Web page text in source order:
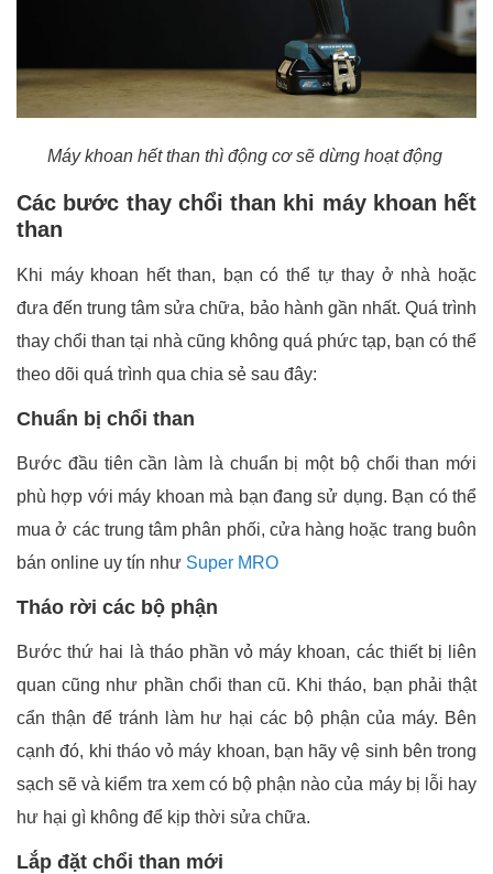
Máy khoan hết than thì động cơ sẽ dừng hoạt động
Các bước thay chổi than khi máy khoan hết
than
Khi máy khoan hết than, bạn có thể tự thay ở nhà hoặc
đưa đến trung tâm sửa chữa, bảo hành gần nhất. Quá trình
thay chổi than tại nhà cũng không quá phức tạp, bạn có thể
theo dõi quá trình qua chia sẻ sau đây:
Chuẩn bị chổi than
Bước đầu tiên cần làm là chuẩn bị một bộ chổi than mới
phù hợp với máy khoan mà bạn đang sử dụng. Bạn có thể
mua ở các trung tâm phân phối, cửa hàng hoặc trang buôn
bán online uy tín như Super MRO
Tháo rời các bộ phận
Bước thứ hai là tháo phần vỏ máy khoan, các thiết bị liên
quan cũng như phần chổi than cũ. Khi tháo, bạn phải thật
cẩn thận để tránh làm hư hại các bộ phận của máy. Bên
cạnh đó, khi tháo vỏ máy khoan, bạn hãy vệ sinh bên trong
sạch sẽ và kiểm tra xem có bộ phận nào của máy bị lỗi hay
hư hại gì không để kịp thời sửa chữa.
Lắp đặt chổi than mới